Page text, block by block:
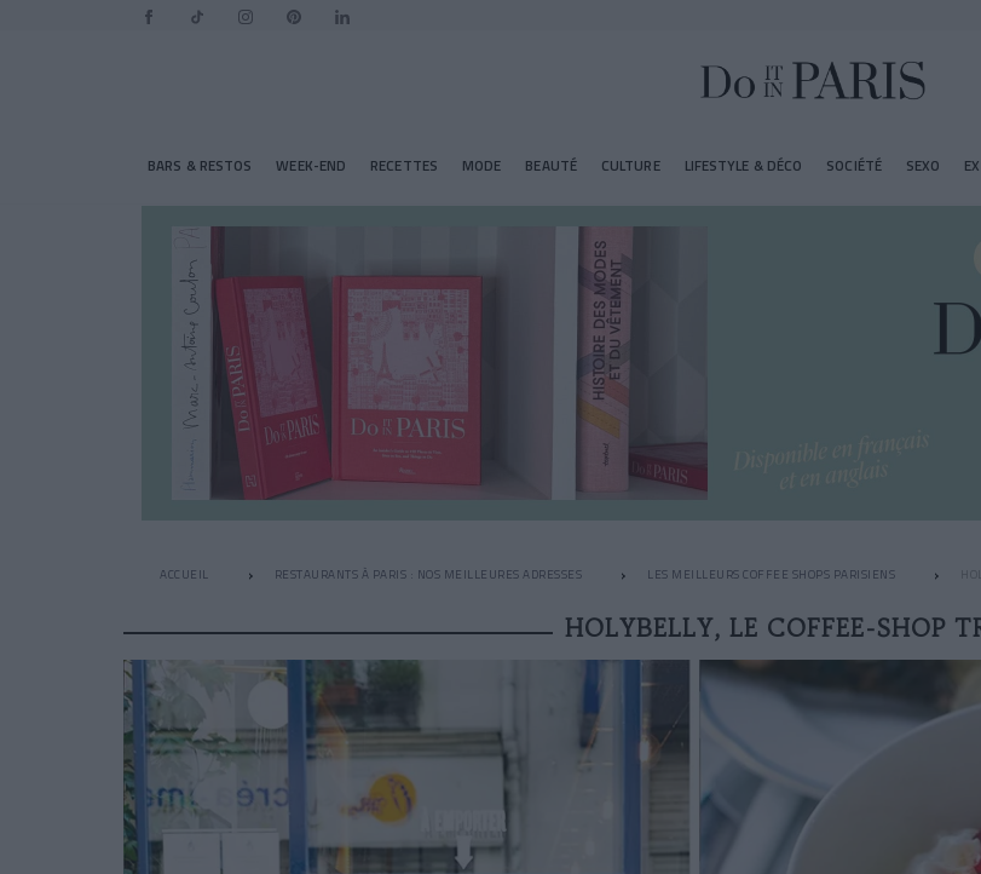
BARS & RESTOS WEEK-END RECETTES MODE BEAUTÉ CULTURE LIFESTYLE & DÉCO SOCIÉTÉ SEXO
ACCUEIL RESTAURANTS À PARIS : NOS MEILLEURES ADRESSES LES MEILLEURS COFFEE SHOPS PARISIENS
HOLYBELLY, LE COFFEE-SHOP